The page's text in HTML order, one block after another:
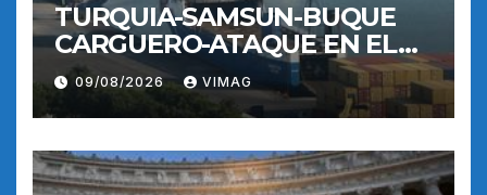
TURQUIA-SAMSUN-BUQUE
CARGUERO-ATAQUE EN EL
MAR NEGRO-PUERTO
09/08/2026 VIMAG